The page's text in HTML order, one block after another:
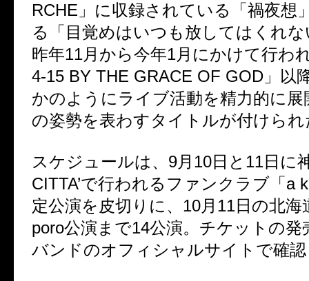
RCHE」に収録されている「禍夜想
る「目覚めはいつも放してはくれ
昨年11月から今年1月にかけて行わ
4-15 BY THE GRACE OF GOD」以
かのようにライブ活動を精力的に
の姿勢を表わすタイトルが付けられ
スケジュールは、9月10日と11日に
CITTA’で行われるファンクラブ「a
定公演を皮切りに、10月11日の北海
poro公演まで14公演。チケットの発
バンドのオフィシャルサイトで確